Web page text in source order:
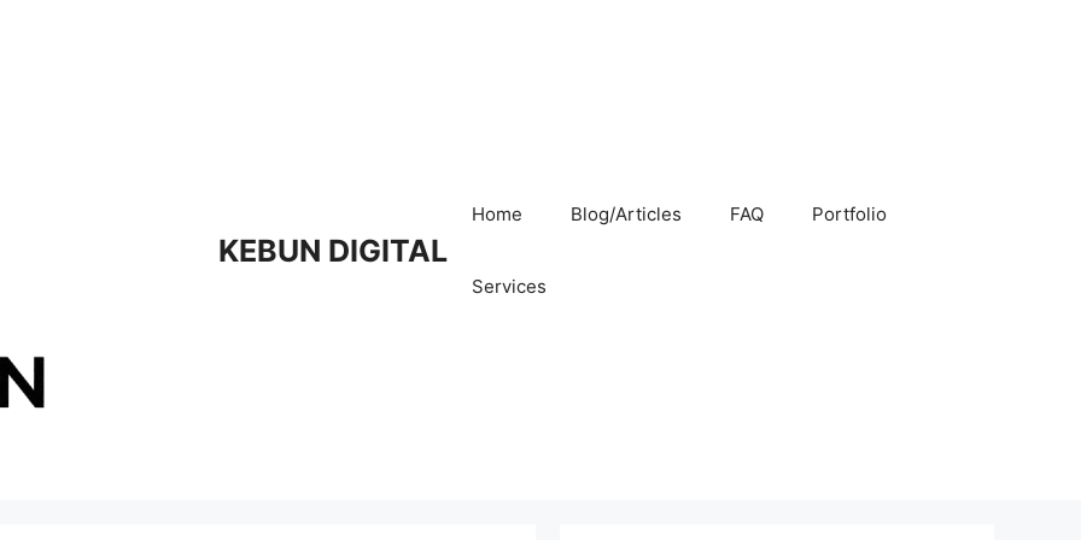
KEBUN DIGITAL
Home Blog/Articles FAQ Portfolio
Services